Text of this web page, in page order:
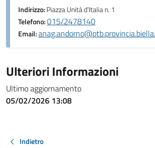
Indirizzo:Piazza Unità d'Italia n. 1
Telefono:015/2478140
Email:
Ulteriori Informazioni
Ultimo aggiornamento
05/02/2026 13:08
Indietro